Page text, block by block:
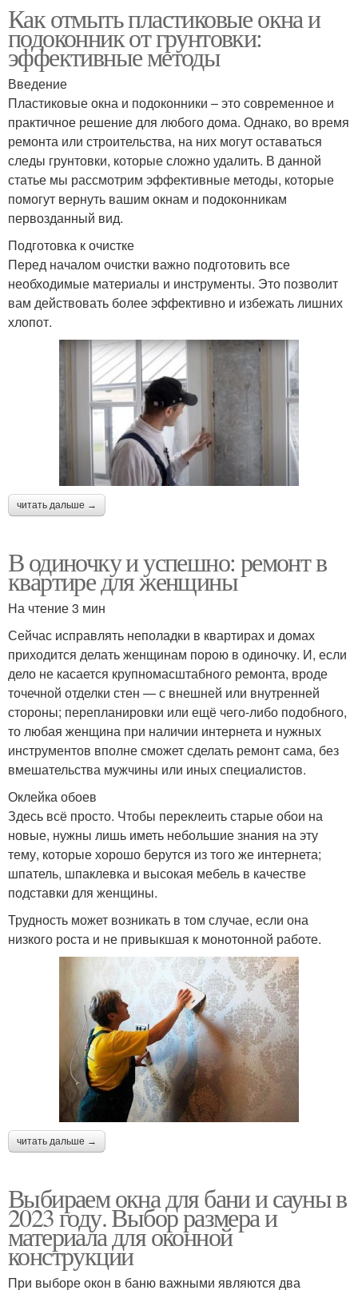
Как отмыть пластиковые окна и
подоконник от грунтовки:
эффективные методы
Введение
Пластиковые окна и подоконники – это современное и
практичное решение для любого дома. Однако, во время
ремонта или строительства, на них могут оставаться
следы грунтовки, которые сложно удалить. В данной
статье мы рассмотрим эффективные методы, которые
помогут вернуть вашим окнам и подоконникам
первозданный вид.
Подготовка к очистке
Перед началом очистки важно подготовить все
необходимые материалы и инструменты. Это позволит
вам действовать более эффективно и избежать лишних
хлопот.
читать дальше →
В одиночку и успешно: ремонт в
квартире для женщины
На чтение 3 мин
Сейчас исправлять неполадки в квартирах и домах
приходится делать женщинам порою в одиночку. И, если
дело не касается крупномасштабного ремонта, вроде
точечной отделки стен — с внешней или внутренней
стороны; перепланировки или ещё чего-либо подобного,
то любая женщина при наличии интернета и нужных
инструментов вполне сможет сделать ремонт сама, без
вмешательства мужчины или иных специалистов.
Оклейка обоев
Здесь всё просто. Чтобы переклеить старые обои на
новые, нужны лишь иметь небольшие знания на эту
тему, которые хорошо берутся из того же интернета;
шпатель, шпаклевка и высокая мебель в качестве
подставки для женщины.
Трудность может возникать в том случае, если она
низкого роста и не привыкшая к монотонной работе.
читать дальше →
Выбираем окна для бани и сауны в
2023 году. Выбор размера и
материала для оконной
конструкции
При выборе окон в баню важными являются два